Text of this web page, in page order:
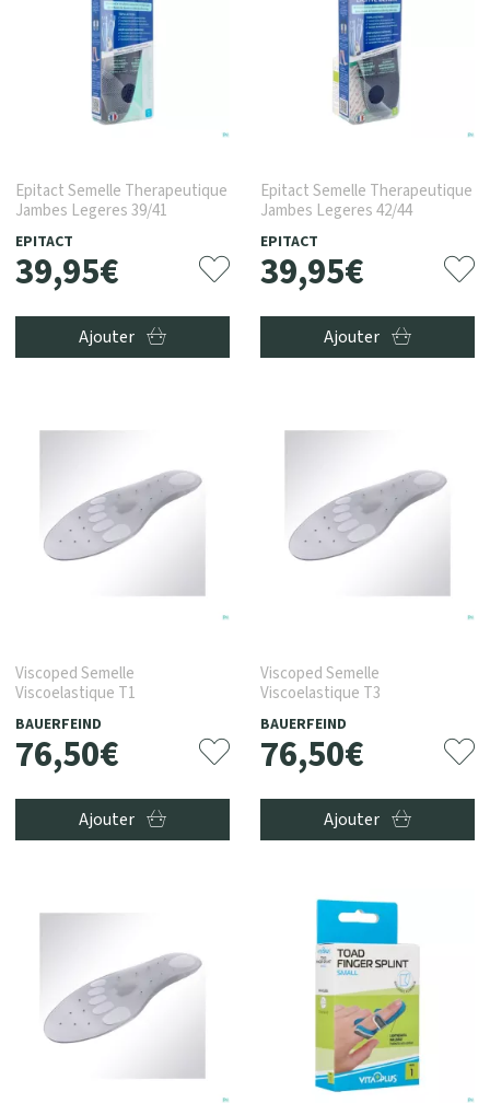
Epitact Semelle Therapeutique
Jambes Legeres 39/41
EPITACT
39,95€
Ajouter
Epitact Semelle Therapeutique
Jambes Legeres 42/44
EPITACT
39,95€
Ajouter
Viscoped Semelle
Viscoelastique T1
BAUERFEIND
76,50€
Ajouter
Viscoped Semelle
Viscoelastique T3
BAUERFEIND
76,50€
Ajouter